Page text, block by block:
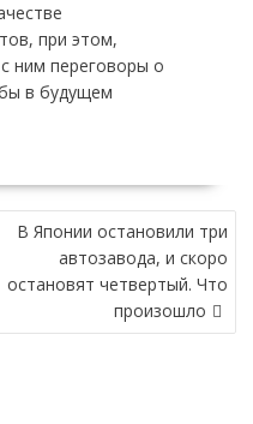
при этом,
ним переговоры о
в будущем
В Японии остановили три
автозавода, и скоро
остановят четвертый. Что
произошло